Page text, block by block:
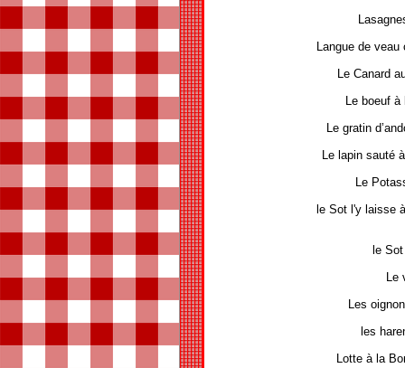
Langue de
Le Canard
Le boeuf
Le gratin
Le lapin sauté
Le
le Sot l'y laisse
le
Le
Les
les
Lotte à la